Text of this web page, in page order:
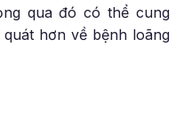
qua đó có thể cung
hơn về bệnh loãng